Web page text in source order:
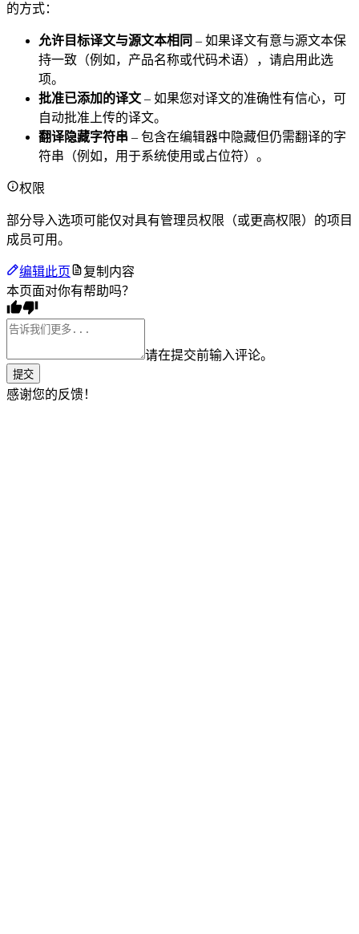
的方式：
允许目标译文与源文本相同 – 如果译文有意与源文本保
持一致（例如，产品名称或代码术语），请启用此选
项。
批准已添加的译文 – 如果您对译文的准确性有信心，可
自动批准上传的译文。
翻译隐藏字符串 – 包含在编辑器中隐藏但仍需翻译的字
符串（例如，用于系统使用或占位符）。
权限
部分导入选项可能仅对具有管理员权限（或更高权限）的项目
成员可用。
编辑此页
复制内容
本页面对你有帮助吗？
请在提交前输入评论。
提交
感谢您的反馈！